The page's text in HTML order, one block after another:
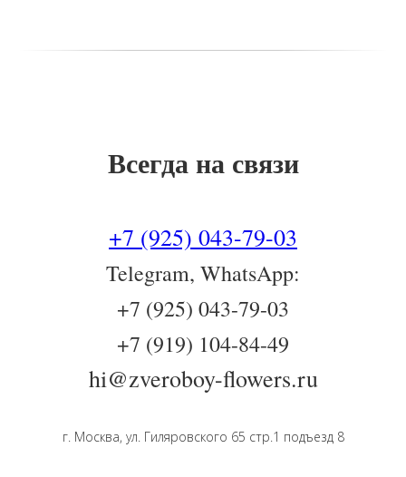
Всегда на связи
+7 (925) 043-79-03
Telegram, WhatsApp:
+7 (925) 043-79-03
+7 (919) 104-84-49
hi@zveroboy-flowers.ru
г. Москва, ул. Гиляровского 65 стр.1 подъезд 8